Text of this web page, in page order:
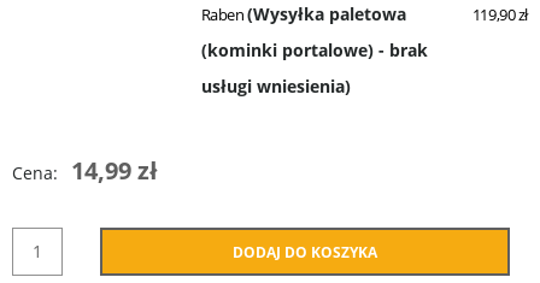
Raben(Wysyłka paletowa
(kominki portalowe) - brak
usługi wniesienia)
119,90 zł
Cena: 14,99 zł
DODAJ DO KOSZYKA